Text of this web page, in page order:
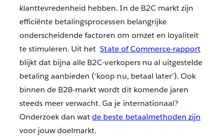
klanttevredenheid hebben. In de B2C markt zijn
efficiënte betalingsprocessen belangrijke
onderscheidende factoren om omzet en loyaliteit
te stimuleren. Uit hetState of Commerce-rapport
blijkt dat bijna alle B2C-verkopers nu al uitgestelde
betaling aanbieden (‘koop nu, betaal later’). Ook
binnen de B2B-markt wordt dit komende jaren
steeds meer verwacht. Ga je internationaal?
Onderzoek dan watde beste betaalmethoden zijn
voor jouw doelmarkt.